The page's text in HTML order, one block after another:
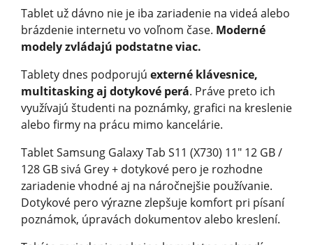
Tablet už dávno nie je iba zariadenie na videá alebo
brázdenie internetu vo voľnom čase. Moderné
modely zvládajú podstatne viac.
Tablety dnes podporujú externé klávesnice,
multitasking aj dotykové perá. Práve preto ich
využívajú študenti na poznámky, grafici na kreslenie
alebo firmy na prácu mimo kancelárie.
Tablet Samsung Galaxy Tab S11 (X730) 11" 12 GB /
128 GB sivá Grey + dotykové pero je rozhodne
zariadenie vhodné aj na náročnejšie používanie.
Dotykové pero výrazne zlepšuje komfort pri písaní
poznámok, úpravách dokumentov alebo kreslení.